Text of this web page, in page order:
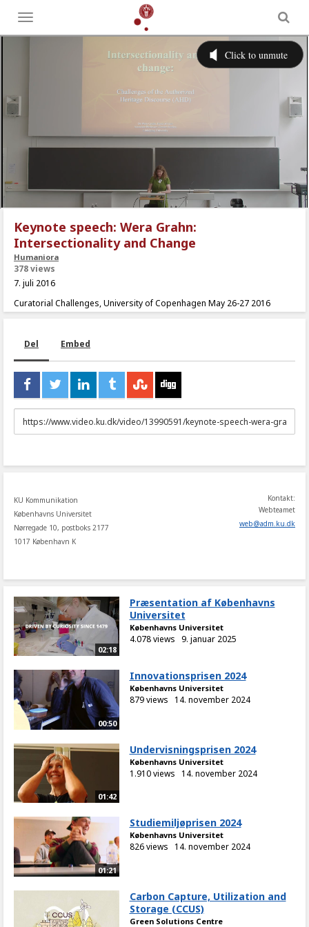
Toggle
menu
Keynote speech: Wera Grahn:
Intersectionality and Change
Humaniora
378 views
7. juli 2016
Curatorial Challenges, University of Copenhagen May 26-27 2016
Del Embed
URL
to
KU Kommunikation
Københavns Universitet
Nørregade 10, postboks 2177
1017 København K
Kontakt:
Webteamet
web@adm.ku.dk
02:18
Præsentation af Københavns
Universitet
Københavns Universitet
4.078 views 9. januar 2025
00:50
Innovationsprisen 2024
Københavns Universitet
879 views 14. november 2024
01:42
Undervisningsprisen 2024
Københavns Universitet
1.910 views 14. november 2024
01:21
Studiemiljøprisen 2024
Københavns Universitet
826 views 14. november 2024
Carbon Capture, Utilization and
Storage (CCUS)
Green Solutions Centre